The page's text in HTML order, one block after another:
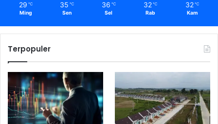
29 ℃
Ming
35 ℃
Sen
36 ℃
Sel
32 ℃
Rab
32 ℃
Kam
Terpopuler